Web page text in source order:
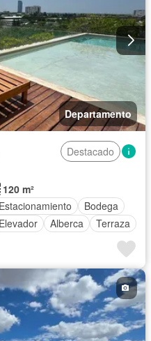
Departamento
Destacado
120 m²
Estacionamiento
Bodega
Elevador Alberca Terraza